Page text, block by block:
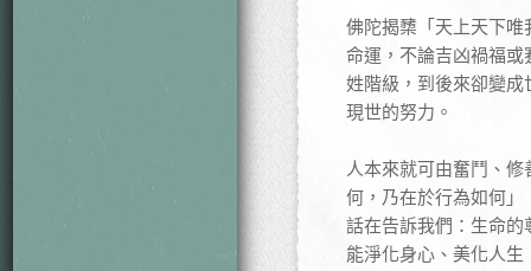
佛陀揭櫫「天上天下
命運，不論吉凶禍福
姓階級，到後來卻變
現世的努力。
人本來就可由奮鬥、
何，乃在於行為如何
話在告訴我們：生命
能淨化身心、美化人